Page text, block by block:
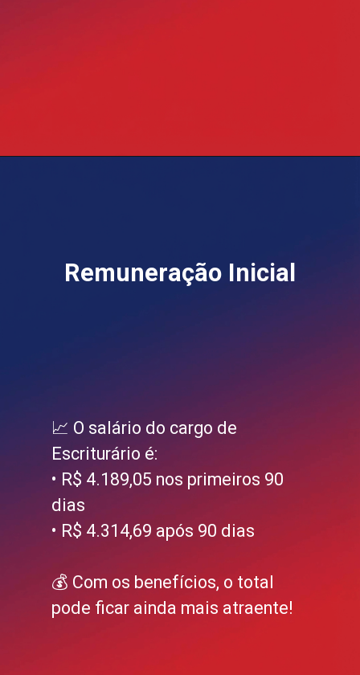
Remuneração Inicial
📈 O salário do cargo de
Escriturário é:
• R$ 4.189,05 nos primeiros 90
dias
• R$ 4.314,69 após 90 dias
💰 Com os benefícios, o total
pode ficar ainda mais atraente!